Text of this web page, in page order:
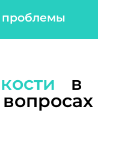
проблемы
в